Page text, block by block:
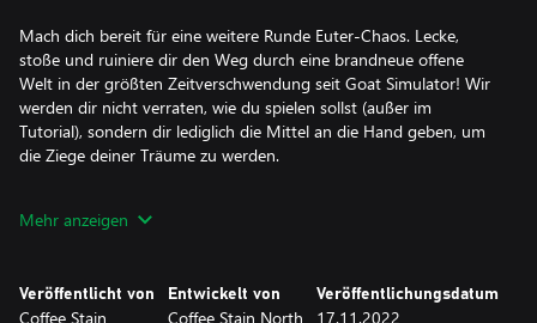
Mach dich bereit für eine weitere Runde Euter-Chaos. Lecke,
stoße und ruiniere dir den Weg durch eine brandneue offene
Welt in der größten Zeitverschwendung seit Goat Simulator! Wir
werden dir nicht verraten, wie du spielen sollst (außer im
Tutorial), sondern dir lediglich die Mittel an die Hand geben, um
die Ziege deiner Träume zu werden.
online mit dir spielen
Mehr anzeigen
Veröffentlicht von
Coffee Stain
Entwickelt von
Coffee Stain North
Veröffentlichungsdatum
17.11.2022